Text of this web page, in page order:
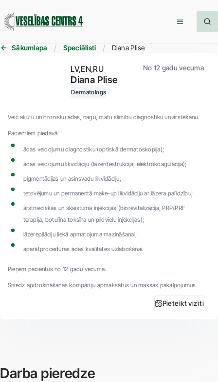
Sākumlapa Speciālisti Diana Plise
LV EN RU No 12 gadu vecuma
Diana Plise
Dermatologs
Veic akūtu un hronisku ādas, nagu, matu slimību diagnostiku un ārstēšanu.
Pacientiem piedavā:
ādas veidojumu diagnostiku (optiskā dermatoskopija);
ādas veidojumu likvidāciju (lāzerdestrukcija, elektrokoagulācija);
pigmentācijas un asinsvadu likvidāciju;
tetovējumu un permanentā make-up likvidāciju ar lāzera palīdzību;
ārstnieciskās un skaistuma injekcijas (biorevitalizācija, PRP/PRF
terapija, botulīna toksīna un pildvielu injekcijas);
lāzerepilāciju liekā apmatojuma mazināšanai;
aparātprocedūras ādas kvalitātes uzlabošanai.
Pieņem pacientus no 12 gadu vecuma.
Sniedz apdrošināšanas kompāniju apmaksātus un maksas pakalpojumus.
Pieteikt vizīti
Darba pieredze